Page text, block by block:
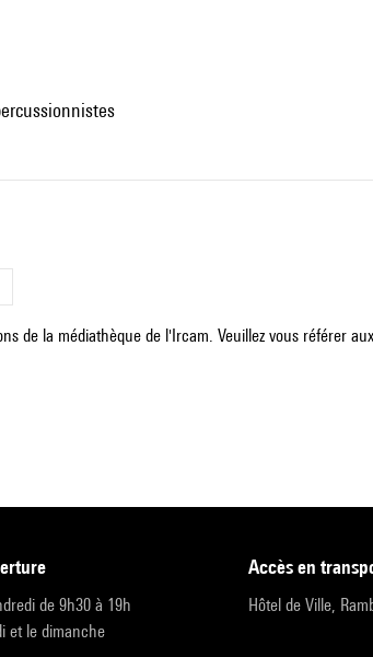
de la médiathèque de l'Ircam. Veuillez vous référer
de 9h30 à 19h
et le dimanche
accès en
Hôtel de Ville,